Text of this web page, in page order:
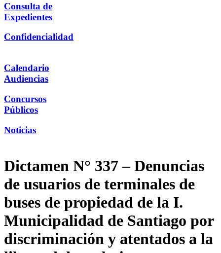
Consulta de
Expedientes
Confidencialidad
Calendario
Audiencias
Concursos
Públicos
Noticias
Dictamen N° 337 – Denuncias
de usuarios de terminales de
buses de propiedad de la I.
Municipalidad de Santiago por
discriminación y atentados a la